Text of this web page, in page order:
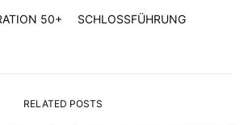
50+ SCHLOSSFÜHRUNG
RELATED POSTS